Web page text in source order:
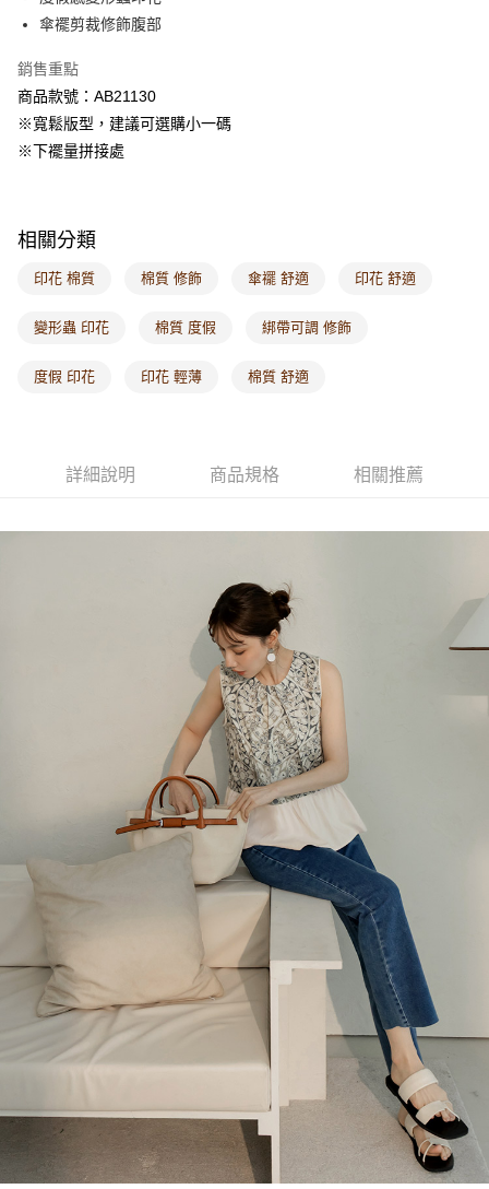
每筆NT$60，滿NT$1,000(含以上)免運費
付款後7-11取貨
每筆NT$60，滿NT$1,000(含以上)免運費
宅配
每筆NT$60，滿NT$1,000(含以上)免運費
海外配送-港/澳/新/馬/泰國專屬 查看運費
海外配送-其他亞洲地區
傘襬剪裁修飾腹部
銷售重點
商品款號：AB21130
※寬鬆版型，建議可選購小一碼
※下襬量拼接處
相關分類
印花 棉質 棉質 修飾 傘襬 舒適 印花 舒適
變形蟲 印花 棉質 度假 綁帶可調 修飾
度假 印花 印花 輕薄 棉質 舒適
詳細說明 商品規格 相關推薦